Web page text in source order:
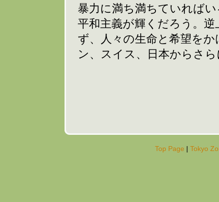
暴力に満ち満ちていれば
平和主義が輝くだろう。
ず、人々の生命と希望を
ン、スイス、日本からさ
Top Page | Tokyo